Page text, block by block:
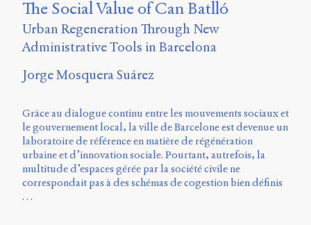
The Social Value of Can Batlló
Urban Regeneration Through New
Administrative Tools in Barcelona
Jorge Mosquera Suárez
Grâce au dialogue continu entre les mouvements sociaux et
le gouvernement local, la ville de Barcelone est devenue un
laboratoire de référence en matière de régénération
urbaine et d’innovation sociale. Pourtant, autrefois, la
multitude d’espaces gérée par la société civile ne
correspondait pas à des schémas de cogestion bien définis
…